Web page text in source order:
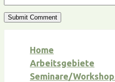
Home
Arbeitsgebiete
Seminare/